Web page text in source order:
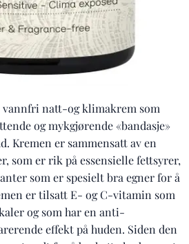
vannfri natt-og klimakrem som
og mykgjørende «bandasje»
Kremen er sammensatt av en
som er rik på essensielle fettsyrer,
som er spesielt bra egner for å
er tilsatt E- og C-vitamin som
og som har en anti-
effekt på huden. Siden den